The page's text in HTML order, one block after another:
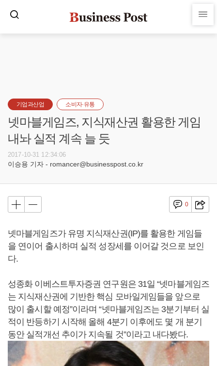
기업과산업 소비자·유통
넷마블게임즈, 지식재산권 활용한 게임
내놔 실적 계속 늘 듯
2017-10-31 12:34:06
이승용 기자 - romancer@businesspost.co.kr
0
넷마블게임즈가 유명 지식재산권(IP)를 활용한 게임들
을 연이어 출시하며 실적 성장세를 이어갈 것으로 보인
다.
성종화 이베스트투자증권 연구원은 31일 “넷마블게임즈
는 지식재산권에 기반한 핵심 모바일게임들을 앞으로
많이 출시할 예정”이라며 “넷마블게임즈는 3분기부터 실
적이 반등하기 시작해 올해 4분기 이후에도 몇 개 분기
동안 실적개선 추이가 지속될 것”이라고 내다봤다.